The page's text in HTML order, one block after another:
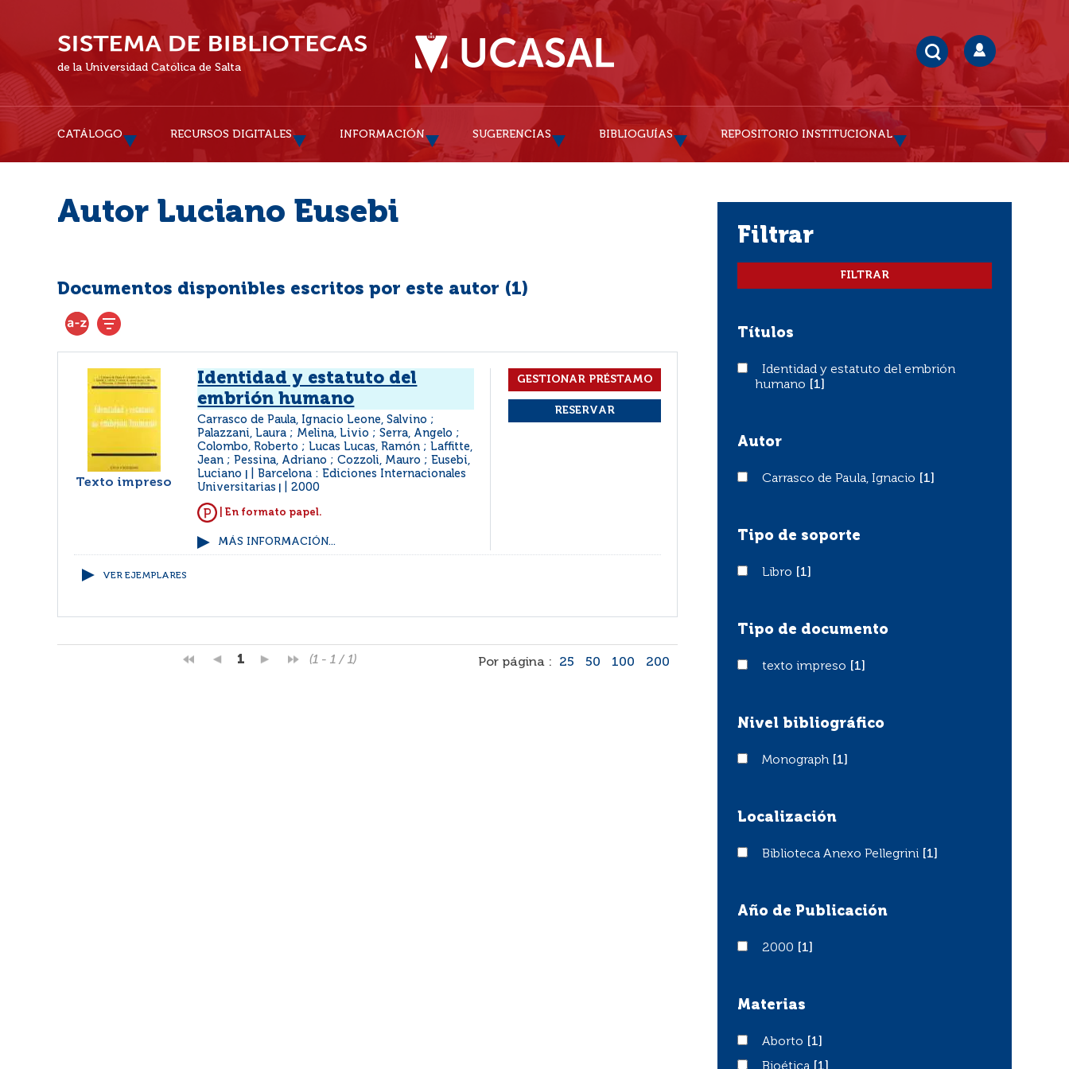
de la Universidad Católica de Salta
CATÁLOGO RECURSOS DIGITALES INFORMACIÓN SUGERENCIAS BIBLIOGUÍAS REPOSITORIO INSTITUCIONAL
Autor Luciano Eusebi
Documentos disponibles escritos por este autor (1)
Texto impreso
Identidad y estatuto del
embrión humano
Carrasco de Paula, Ignacio Leone, Salvino ;
Palazzani, Laura ; Melina, Livio ; Serra, Angelo ;
Colombo, Roberto ; Lucas Lucas, Ramón ; Laffitte,
Jean ; Pessina, Adriano ; Cozzoli, Mauro ; Eusebi,
Luciano
Barcelona : Ediciones Internacionales
Universitarias
2000
| En formato papel.
MÁS INFORMACIÓN...
VER EJEMPLARES
1 (1 - 1 / 1) Por página : 25 50 100 200
filtrar
Títulos
Identidad y estatuto del embrión humano
Identidad y estatuto del embrión
humano
[1]
Autor
Carrasco de Paula, Ignacio
Carrasco de Paula, Ignacio [1]
Tipo de soporte
LibroLibro [1]
Tipo de documento
texto impreso
texto impreso [1]
Nivel bibliográfico
Monograph
Monograph [1]
Localización
Biblioteca Anexo Pellegrini
Biblioteca Anexo Pellegrini [1]
Año de Publicación
20002000 [1]
Materias
AbortoAborto
[1]